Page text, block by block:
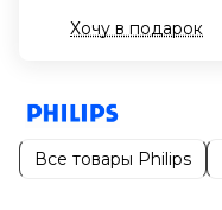
Хочу в подарок
Все товары Philips